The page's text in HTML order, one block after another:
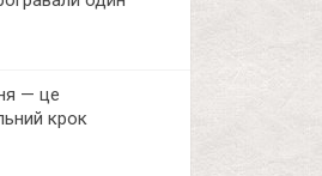
— це
крок